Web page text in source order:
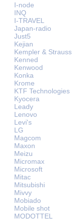
I-node
INQ
I-TRAVEL
Japan-radio
Just5
Kejian
Kempler & Strauss
Kenned
Kenwood
Konka
Krome
KTF Technologies
Kyocera
Leady
Lenovo
Levi's
LG
Magcom
Maxon
Meizu
Micromax
Microsoft
Mitac
Mitsubishi
Mivvy
Mobiado
Mobile shot
MODOTTEL